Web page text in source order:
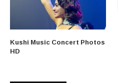
Kushi Music Concert Photos
HD